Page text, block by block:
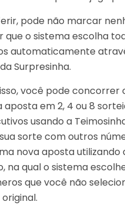
pode não marcar
que o sistema escolha
automaticamente
Surpresinha.
você pode concorrer
aposta em 2, 4 ou 8
usando a
sorte com outros
nova aposta utilizando
na qual o sistema
que você não